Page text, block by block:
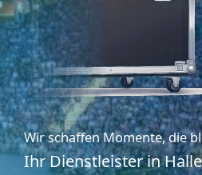
Wir schaffen Momente, die
Ihr Dienstleister in